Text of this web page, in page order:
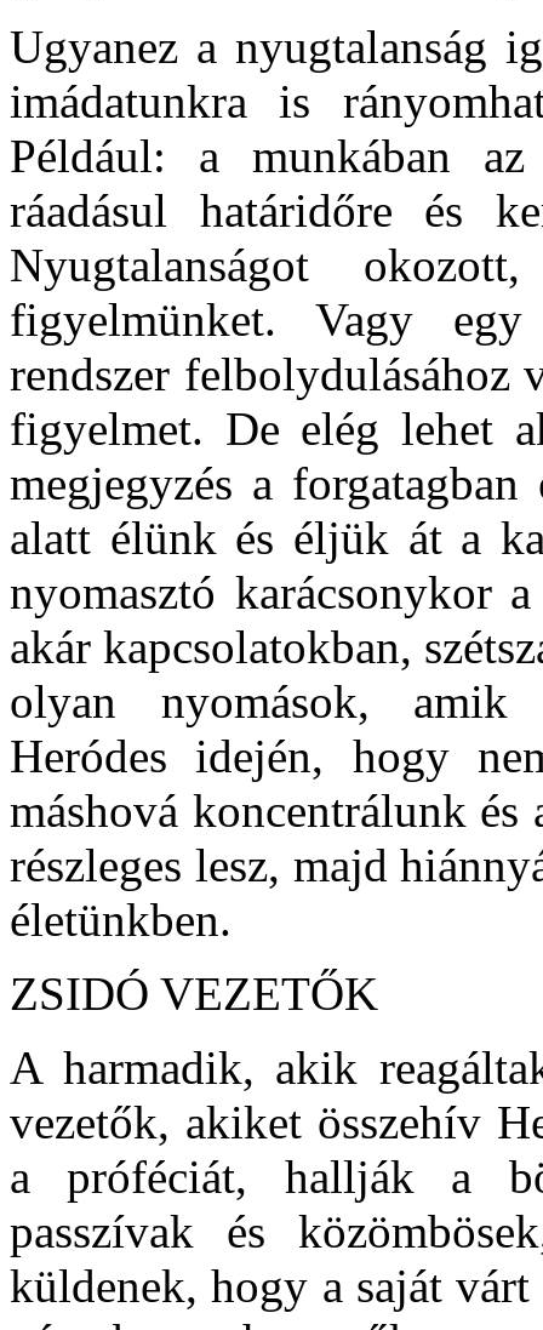
Ugyanez a nyugtalanság
imádatunkra is
Például: a munkában
ráadásul határidőre és
Nyugtalanságot
figyelmünket. Vagy egy
rendszer felbolydulásához
figyelmet. De elég lehet
megjegyzés a
alatt élünk és éljük át a
nyomasztó karácsonykor
akár kapcsolatokban,
olyan nyomások, amik
Heródes idején, hogy
máshová koncentrálunk
részleges lesz, majd
életünkben.
ZSIDÓ VEZETŐK
A harmadik, akik
vezetők, akiket összehív
a próféciát, hallják a
passzívak és
küldenek, hogy a saját